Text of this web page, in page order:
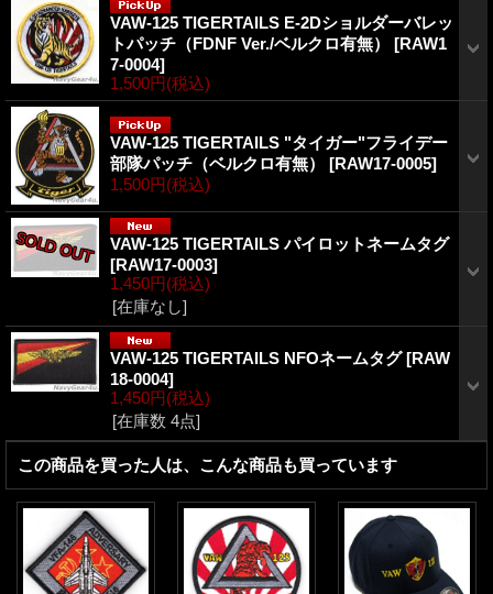
VAW-125 TIGERTAILS E-2Dショルダーバレッ
トパッチ（FDNF Ver./ベルクロ有無） [RAW1
7-0004]
1,500円(税込)
VAW-125 TIGERTAILS "タイガー"フライデー
部隊パッチ（ベルクロ有無） [RAW17-0005]
1,500円(税込)
VAW-125 TIGERTAILS パイロットネームタグ
[RAW17-0003]
1,450円(税込)
[在庫なし]
VAW-125 TIGERTAILS NFOネームタグ[RAW
18-0004]
1,450円(税込)
[在庫数 4点]
この商品を買った人は、こんな商品も買っています